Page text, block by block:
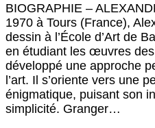
BIOGRAPHIE –
1970 à Tours (France),
dessin à l’École d’Art de
en étudiant les œuvres
développé une approche
l’art. Il s’oriente vers une
énigmatique, puisant son
simplicité. Granger…